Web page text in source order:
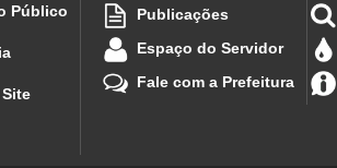
Público
Publicações
Espaço do Servidor
Fale com a Prefeitura